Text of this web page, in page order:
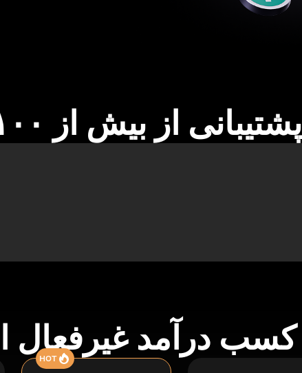
پشتیبانی از بیش از ۱۰۰ رمزارز
کسب درآمد غیرفعال
HOT